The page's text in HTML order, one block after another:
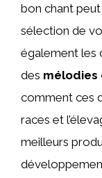
bon chant
sélection de
également les
des mélodies
comment ces
races et
meilleurs